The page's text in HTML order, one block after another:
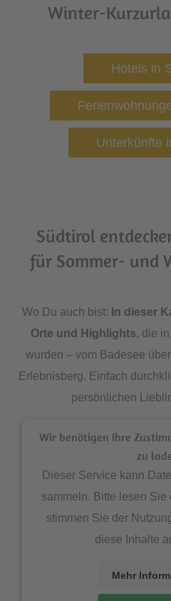
Winter-
Hotels in
Unterkünfte
Südtirol
für Sommer- und
Wo Du auch bist: In dieser
Orte und Highlights, die
wurden – vom Badesee
Erlebnisberg. Einfach
persönlichen
Wir benötigen Ihre
zu
Dieser Service kann
sammeln. Bitte lesen Sie
stimmen Sie der
diese Inhalte
Mehr